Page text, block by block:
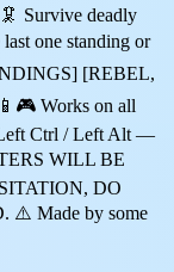
Survive deadly
one standing or
[REBEL,
Works on all
Left Ctrl / Left Alt —
WILL BE
DO
⚠️ Made by some